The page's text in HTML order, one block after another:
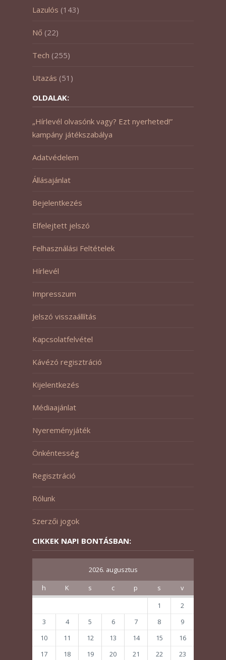
Lazulós (143)
Nő (22)
Tech (255)
Utazás (51)
OLDALAK:
„Hírlevél olvasónk vagy? Ezt nyerheted!”
kampány játékszabálya
Adatvédelem
Állásajánlat
Bejelentkezés
Elfelejtett jelszó
Felhasználási Feltételek
Hírlevél
Impresszum
Jelszó visszaállítás
Kapcsolatfelvétel
Kávézó regisztráció
Kijelentkezés
Médiaajánlat
Nyereményjáték
Önkéntesség
Regisztráció
Rólunk
Szerzői jogok
CIKKEK NAPI BONTÁSBAN:
2026. augusztus
h K s c p s
v
1
2
3
4 5 6 7 8
9
10
11 12 13 14 15
16
17
18 19 20 21 22 23